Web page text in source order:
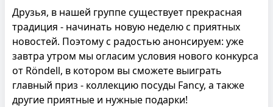
Друзья, в нашей группе существует прекрасная
традиция - начинать новую неделю с приятных
новостей. Поэтому с радостью анонсируем: уже
завтра утром мы огласим условия нового конкурса
от Röndell, в котором вы сможете выиграть
главный приз - коллекцию посуды Fancy, а также
другие приятные и нужные подарки!